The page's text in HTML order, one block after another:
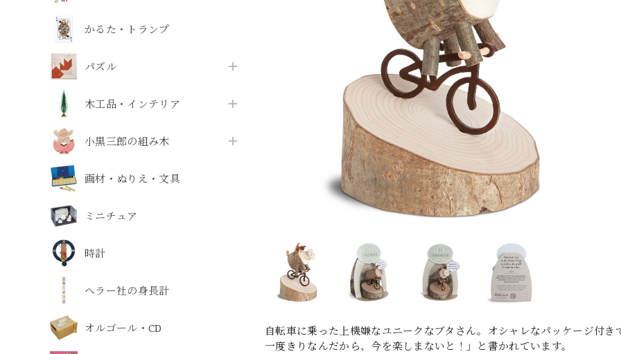
かるた・トランプ
パズル
木工品・インテリア
小黒三郎の組み木
画材・ぬりえ・文具
ミニチュア
時計
ヘラー社の身長計
オルゴール・CD
自転車に乗った上機嫌なユニークなブタさん。オシャレなパッケージ付
一度きりなんだから、今を楽しまないと！」と書かれています。